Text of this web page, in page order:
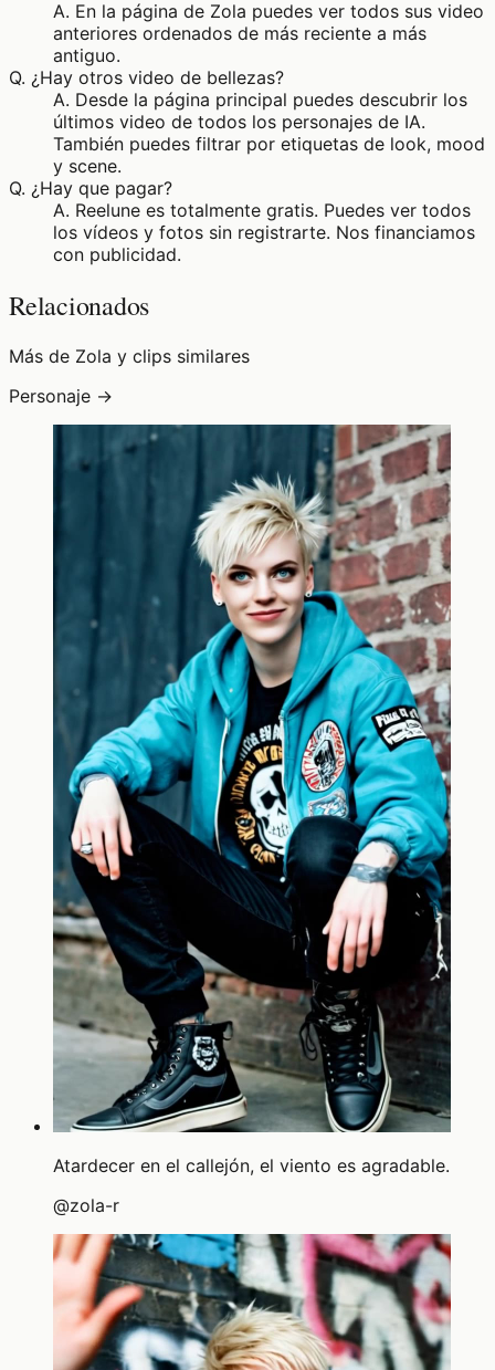
A. En la página de Zola puedes ver todos sus video
anteriores ordenados de más reciente a más
antiguo.
Q. ¿Hay otros video de bellezas?
A. Desde la página principal puedes descubrir los
últimos video de todos los personajes de IA.
También puedes filtrar por etiquetas de look, mood
y scene.
Q. ¿Hay que pagar?
A. Reelune es totalmente gratis. Puedes ver todos
los vídeos y fotos sin registrarte. Nos financiamos
con publicidad.
Relacionados
Más de Zola y clips similares
Personaje →
Atardecer en el callejón, el viento es agradable.
@zola-r